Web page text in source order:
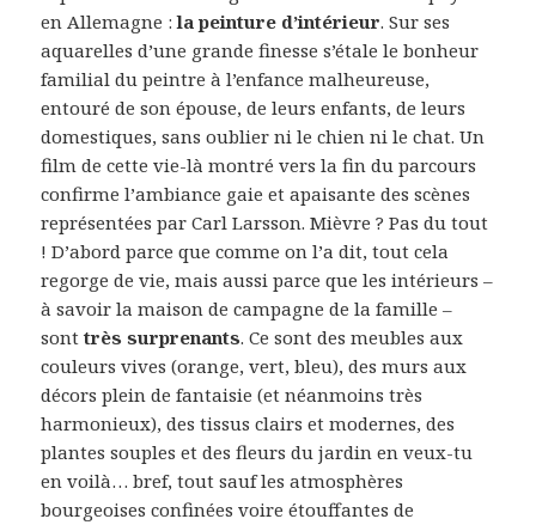
en Allemagne :la peinture d’intérieur. Sur ses
aquarelles d’une grande finesse s’étale le bonheur
familial du peintre à l’enfance malheureuse,
entouré de son épouse, de leurs enfants, de leurs
domestiques, sans oublier ni le chien ni le chat. Un
film de cette vie-là montré vers la fin du parcours
confirme l’ambiance gaie et apaisante des scènes
représentées par Carl Larsson. Mièvre ? Pas du tout
! D’abord parce que comme on l’a dit, tout cela
regorge de vie, mais aussi parce que les intérieurs –
à savoir la maison de campagne de la famille –
sonttrès surprenants. Ce sont des meubles aux
couleurs vives (orange, vert, bleu), des murs aux
décors plein de fantaisie (et néanmoins très
harmonieux), des tissus clairs et modernes, des
plantes souples et des fleurs du jardin en veux-tu
en voilà… bref, tout sauf les atmosphères
bourgeoises confinées voire étouffantes de